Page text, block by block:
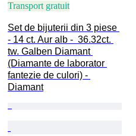
Transport gratuit
Set de bijuterii din 3 piese
- 14 ct. Aur alb -  36.32ct.
tw. Galben Diamant
(Diamante de laborator
fantezie de culori) -
Diamant